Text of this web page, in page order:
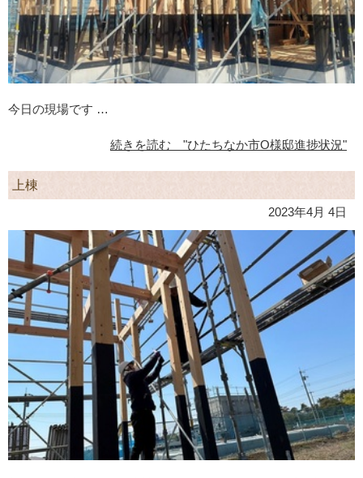
今日の現場です …
続きを読む "ひたちなか市O様邸進捗状況"
上棟
2023年4月 4日